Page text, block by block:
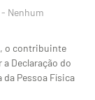
Nenhum
o contribuinte
a Declaração do
da Pessoa Física